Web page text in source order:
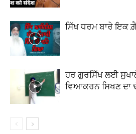
ਸਿੱਖ ਧਰਮ ਬਾਰੇ ਇਕ
ਹਰ ਗੁਰਸਿੱਖ ਲਈ
ਵਿਆਕਰਨ ਸਿਖਣ ਦਾ